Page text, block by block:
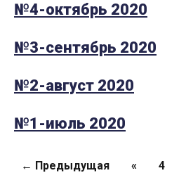
№4-октябрь 2020
№3-сентябрь 2020
№2-август 2020
№1-июль 2020
Страницы
← Предыдущая « 4